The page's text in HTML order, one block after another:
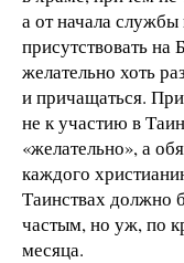
а от начала
присутствовать на
желательно хоть
и причащаться.
не к участию в
«желательно», а
каждого
Таинствах должно
частым, но уж, по
месяца.